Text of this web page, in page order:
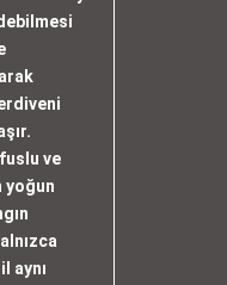
ve
yoğun
aynı